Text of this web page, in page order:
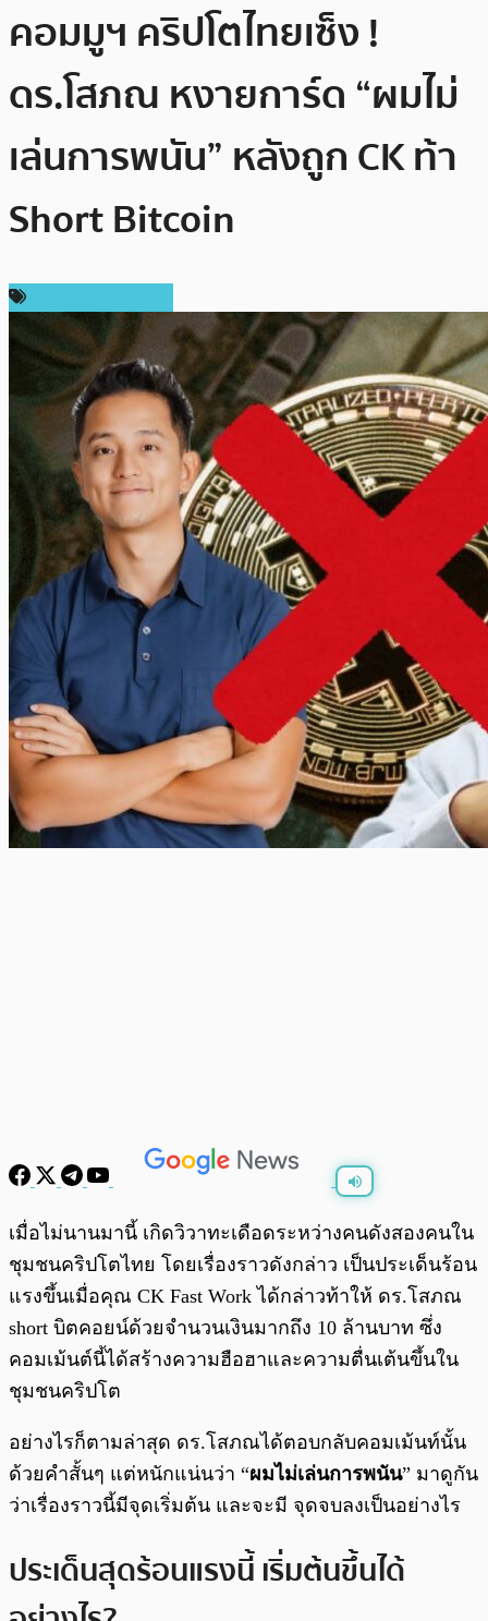
คอมมูฯ คริปโตไทยเซ็ง !
ดร.โสภณ หงายการ์ด “ผมไม่
เล่นการพนัน” หลังถูก CK ท้า
Short Bitcoin
0:00
เมื่อไม่นานมานี้ เกิดวิวาทะเดือดระหว่างคนดังสองคนใน
ชุมชนคริปโตไทย โดยเรื่องราวดังกล่าว เป็นประเด็นร้อน
แรงขึ้นเมื่อคุณ CK Fast Work ได้กล่าวท้าให้ ดร.โสภณ
short บิตคอยน์ด้วยจำนวนเงินมากถึง 10 ล้านบาท ซึ่ง
คอมเม้นต์นี้ได้สร้างความฮือฮาและความตื่นเต้นขึ้นใน
ชุมชนคริปโต
อย่างไรก็ตามล่าสุด ดร.โสภณได้ตอบกลับคอมเม้นท์นั้น
ด้วยคำสั้นๆ แต่หนักแน่นว่า “ผมไม่เล่นการพนัน” มาดูกัน
ว่าเรื่องราวนี้มีจุดเริ่มต้น และจะมี จุดจบลงเป็นอย่างไร
ประเด็นสุดร้อนแรงนี้ เริ่มต้นขึ้นได้